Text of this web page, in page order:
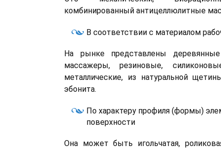
комбинированный антицеллюлитные
В соответствии с материалом
На рынке представлены
массажеры, резиновые,
металлические, из натуральной
эбонита.
По характеру профиля (формы)
поверхности
Она может быть игольчатая,